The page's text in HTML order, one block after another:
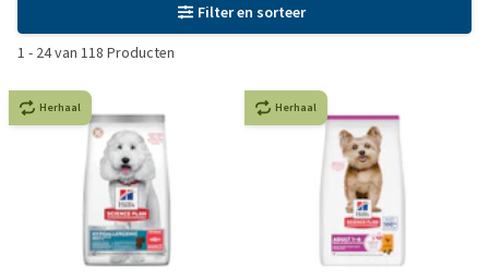
Filter en sorteer
1 - 24van 118 Producten
Herhaal Herhaal